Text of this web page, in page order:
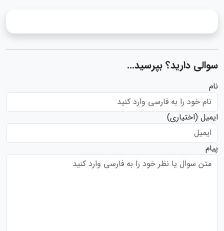
سوالی دارید؟ بپرسید...
نام
ایمیل (اختیاری)
پیام